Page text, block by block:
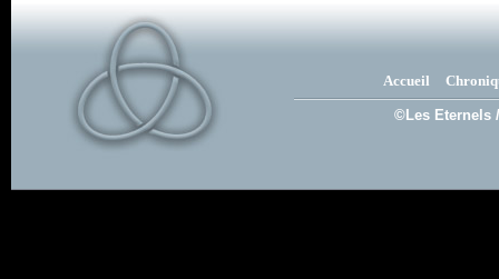
Accueil
©Les Eternels